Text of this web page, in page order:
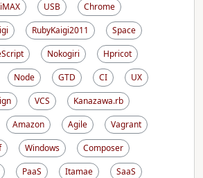
USB
Chrome
RubyKaigi2011
Space
Nokogiri
Hpricot
Node GTD CI
UX
VCS
Kanazawa.rb
Amazon Agile
Vagrant
Windows
Composer
PaaS Itamae
SaaS